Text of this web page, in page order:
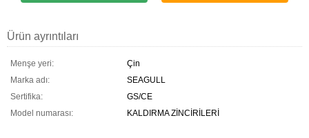
Ürün ayrıntıları
Menşe yeri:
Çin
Marka adı:
SEAGULL
Sertifika:
GS/CE
Model numarası:
KALDIRMA ZİNCİRİLERİ